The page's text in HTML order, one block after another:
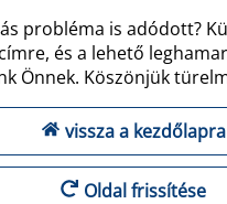
probléma is adódott?
és a lehető
Önnek. Köszönjük
vissza a kezdőlapra
Oldal frissítése